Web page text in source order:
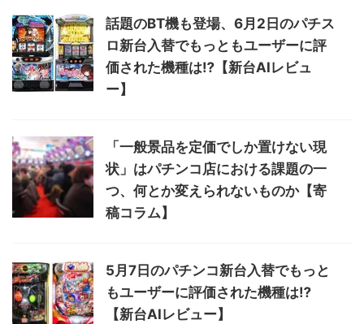
話題のBT機も登場、6月2日のパチス
ロ新台入替でもっともユーザーに評
価された機種は⁉【新台AIレビュ
ー】
「一般景品を定価でしか置けない現
状」はパチンコ店における課題の一
つ、何とか変えられないものか【寄
稿コラム】
5月7日のパチンコ新台入替でもっと
もユーザーに評価された機種は⁉
【新台AIレビュー】